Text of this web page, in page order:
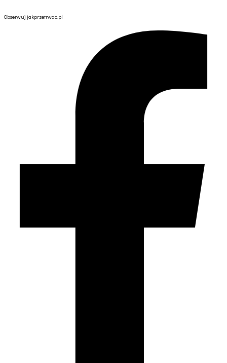
Przejdź
Obserwuj jakprzetrwac.pl